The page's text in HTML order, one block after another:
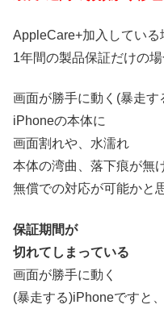
AppleCare+加入している
1年間の製品保証だけの場
画面が勝手に動く(暴走す
iPhoneの本体に
画面割れや、水濡れ
本体の湾曲、落下痕が無
無償での対応が可能かと
保証期間が
切れてしまっている
画面が勝手に動く
(暴走する)iPhoneですと、